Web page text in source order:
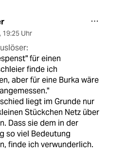
, 19:25 Uhr
für einen
finde ich
aber für eine Burka wäre
liegt im Grunde nur
Stückchen Netz über
Dass sie dem in der
so viel Bedeutung
finde ich verwunderlich.